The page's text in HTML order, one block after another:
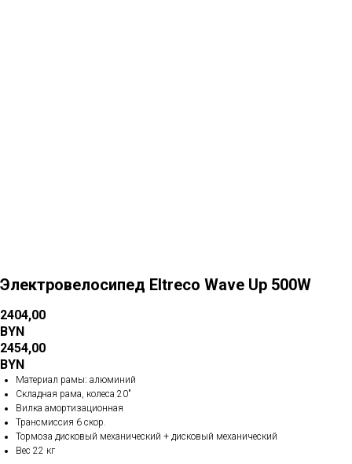
Электровелосипед Eltreco Wave Up 500W
2404,00
BYN
2454,00
BYN
Материал рамы: алюминий
Складная рама, колеса 20"
Вилка амортизационная
Трансмиссия 6 скор.
Тормоза дисковый механический + дисковый механический
Вес 22 кг